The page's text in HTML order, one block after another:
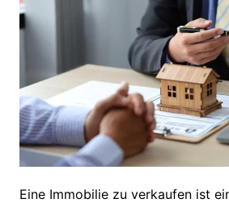
Eine Immobilie zu verkaufen ist